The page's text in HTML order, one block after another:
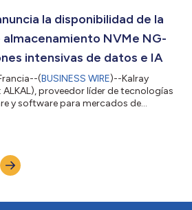
de datos (DPU) líder del sector de
de socios...
la disponibilidad de la
almacenamiento NVMe NG-
intensivas de datos e IA
(BUSINESS WIRE)--Kalray
proveedor líder de tecnologías
y software para mercados de
PowerEdge combinados con tarjetas
Kalray que funcionan con
para sobresalir e...